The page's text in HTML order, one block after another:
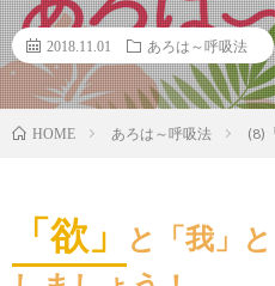
2018.11.01 あろは～呼吸法
HOME あろは～呼吸法 (8)
「欲」
と「我」